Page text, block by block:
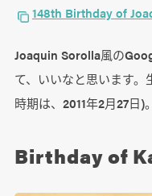
148th Birthday of
Joaquin Sorolla風の
て、いいなと思います
時期は、2011年2月27日)。
Birthday of